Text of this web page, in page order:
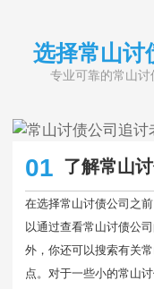
选择常山讨
专业可靠的常山
01 了解常山
在选择常山讨债公司之
以通过查看常山讨债公
外，你还可以搜索有关
点。对于一些小的常山